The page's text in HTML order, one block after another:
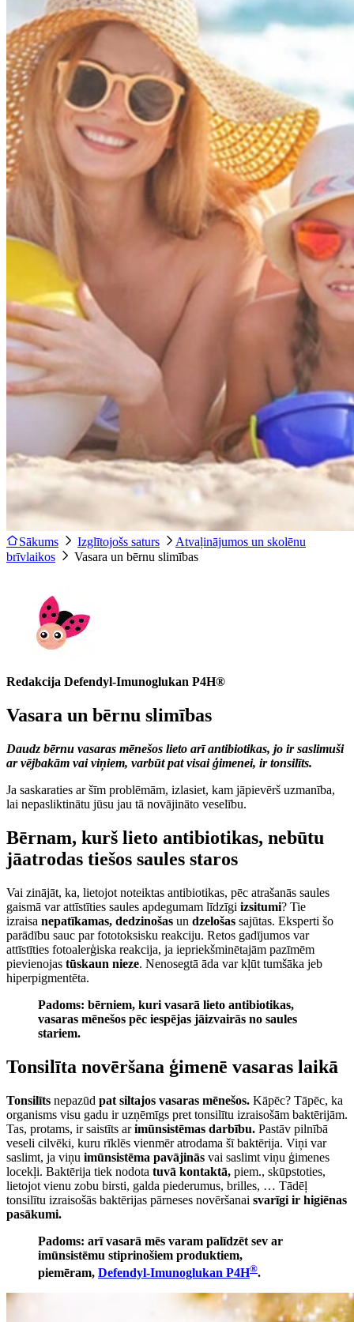
Sākums Izglītojošs saturs
Atvaļinājumos un skolēnu
brīvlaikos
Vasara un bērnu slimības
Redakcija Defendyl-Imunoglukan P4H®
Vasara un bērnu slimības
Daudz bērnu vasaras mēnešos lieto arī antibiotikas, jo ir saslimuši
ar vējbakām vai viņiem, varbūt pat visai ģimenei, ir tonsilīts.
Ja saskaraties ar šīm problēmām, izlasiet, kam jāpievērš uzmanība,
lai nepasliktinātu jūsu jau tā novājināto veselību.
Bērnam, kurš lieto antibiotikas, nebūtu
jāatrodas tiešos saules staros
Vai zinājāt, ka, lietojot noteiktas antibiotikas, pēc atrašanās saules
gaismā var attīstīties saules apdegumam līdzīgi izsitumi? Tie
izraisa nepatīkamas, dedzinošas un dzelošas sajūtas. Eksperti šo
parādību sauc par fototoksisku reakciju. Retos gadījumos var
attīstīties fotoalerģiska reakcija, ja iepriekšminētajām pazīmēm
pievienojas tūskaun nieze. Nenosegtā āda var kļūt tumšāka jeb
hiperpigmentēta.
Padoms: bērniem, kuri vasarā lieto antibiotikas,
vasaras mēnešos pēc iespējas jāizvairās no saules
stariem.
Tonsilīta novēršana ģimenē vasaras laikā
Tonsilīts nepazūd pat siltajos vasaras mēnešos. Kāpēc? Tāpēc, ka
organisms visu gadu ir uzņēmīgs pret tonsilītu izraisošām baktērijām.
Tas, protams, ir saistīts arimūnsistēmas darbību. Pastāv pilnībā
veseli cilvēki, kuru rīklēs vienmēr atrodama šī baktērija. Viņi var
saslimt, ja viņu imūnsistēma pavājinās vai saslimt viņu ģimenes
locekļi. Baktērija tiek nodota tuvā kontaktā, piem., skūpstoties,
lietojot vienu zobu birsti, galda piederumus, brilles, … Tādēļ
tonsilītu izraisošās baktērijas pārneses novēršanai svarīgi ir higiēnas
pasākumi.
Padoms: arī vasarā mēs varam palīdzēt sev ar
imūnsistēmu stiprinošiem produktiem,
piemēram, Defendyl-Imunoglukan P4H®.